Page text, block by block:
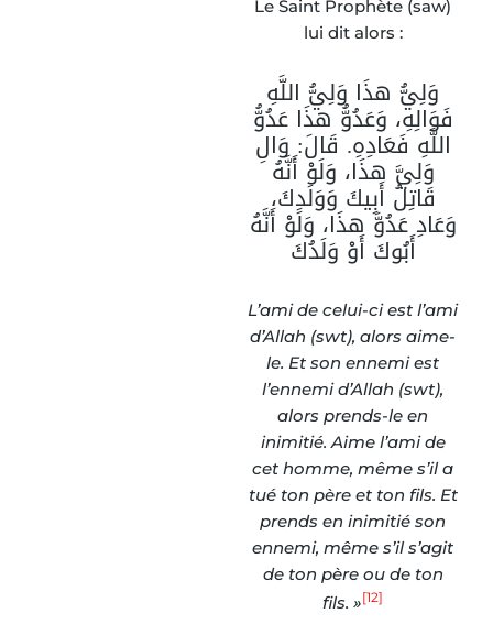
Le Saint Prophète (saw)
lui dit alors :
وَلِيُّ هذَا وَلِيُّ اللَّهِ
فَوَالِهِ، وَعَدُوُّ هذَا عَدُوُّ
اللَّهِ فَعَادِهِ. قَالَ: وَالِ
وَلِيَّ هذَا، وَلَوْ أَنَّهُ
قَاتِلُ أَبِيكَ وَوَلَدِكَ،
وَعَادِ عَدُوَّ هذَا، وَلَوْ أَنَّهُ
أَبُوكَ أَوْ وَلَدُكَ
L’ami de celui-ci est l’ami
d’Allah (swt), alors aime-
le. Et son ennemi est
l’ennemi d’Allah (swt),
alors prends-le en
inimitié. Aime l’ami de
cet homme, même s’il a
tué ton père et ton fils. Et
prends en inimitié son
ennemi, même s’il s’agit
de ton père ou de ton
fils. »[12]